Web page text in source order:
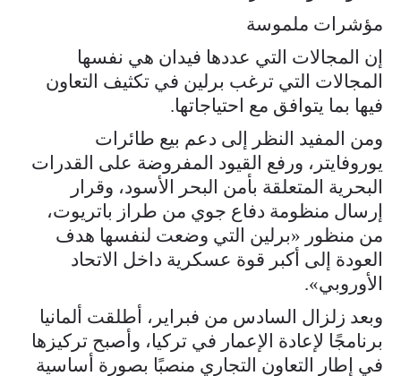
مؤشرات ملموسة
إن المجالات التي عددها فيدان هي نفسها
المجالات التي ترغب برلين في تكثيف التعاون
فيها بما يتوافق مع احتياجاتها.
ومن المفيد النظر إلى دعم بيع طائرات
يوروفايتر، ورفع القيود المفروضة على القدرات
البحرية المتعلقة بأمن البحر الأسود، وقرار
إرسال منظومة دفاع جوي من طراز باتريوت،
من منظور «برلين التي وضعت لنفسها هدف
العودة إلى أكبر قوة عسكرية داخل الاتحاد
الأوروبي».
وبعد زلزال السادس من فبراير، أطلقت ألمانيا
برنامجًا لإعادة الإعمار في تركيا، وأصبح تركيزها
في إطار التعاون التجاري منصبًا بصورة أساسية